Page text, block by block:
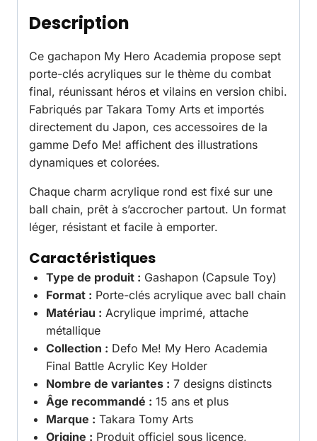
Description
Ce gachapon My Hero Academia propose sept
porte-clés acryliques sur le thème du combat
final, réunissant héros et vilains en version chibi.
Fabriqués par Takara Tomy Arts et importés
directement du Japon, ces accessoires de la
gamme Defo Me! affichent des illustrations
dynamiques et colorées.
Chaque charm acrylique rond est fixé sur une
ball chain, prêt à s’accrocher partout. Un format
léger, résistant et facile à emporter.
Caractéristiques
Type de produit : Gashapon (Capsule Toy)
Format : Porte-clés acrylique avec ball chain
Matériau : Acrylique imprimé, attache
métallique
Collection : Defo Me! My Hero Academia
Final Battle Acrylic Key Holder
Nombre de variantes : 7 designs distincts
Âge recommandé : 15 ans et plus
Marque : Takara Tomy Arts
Origine : Produit officiel sous licence,